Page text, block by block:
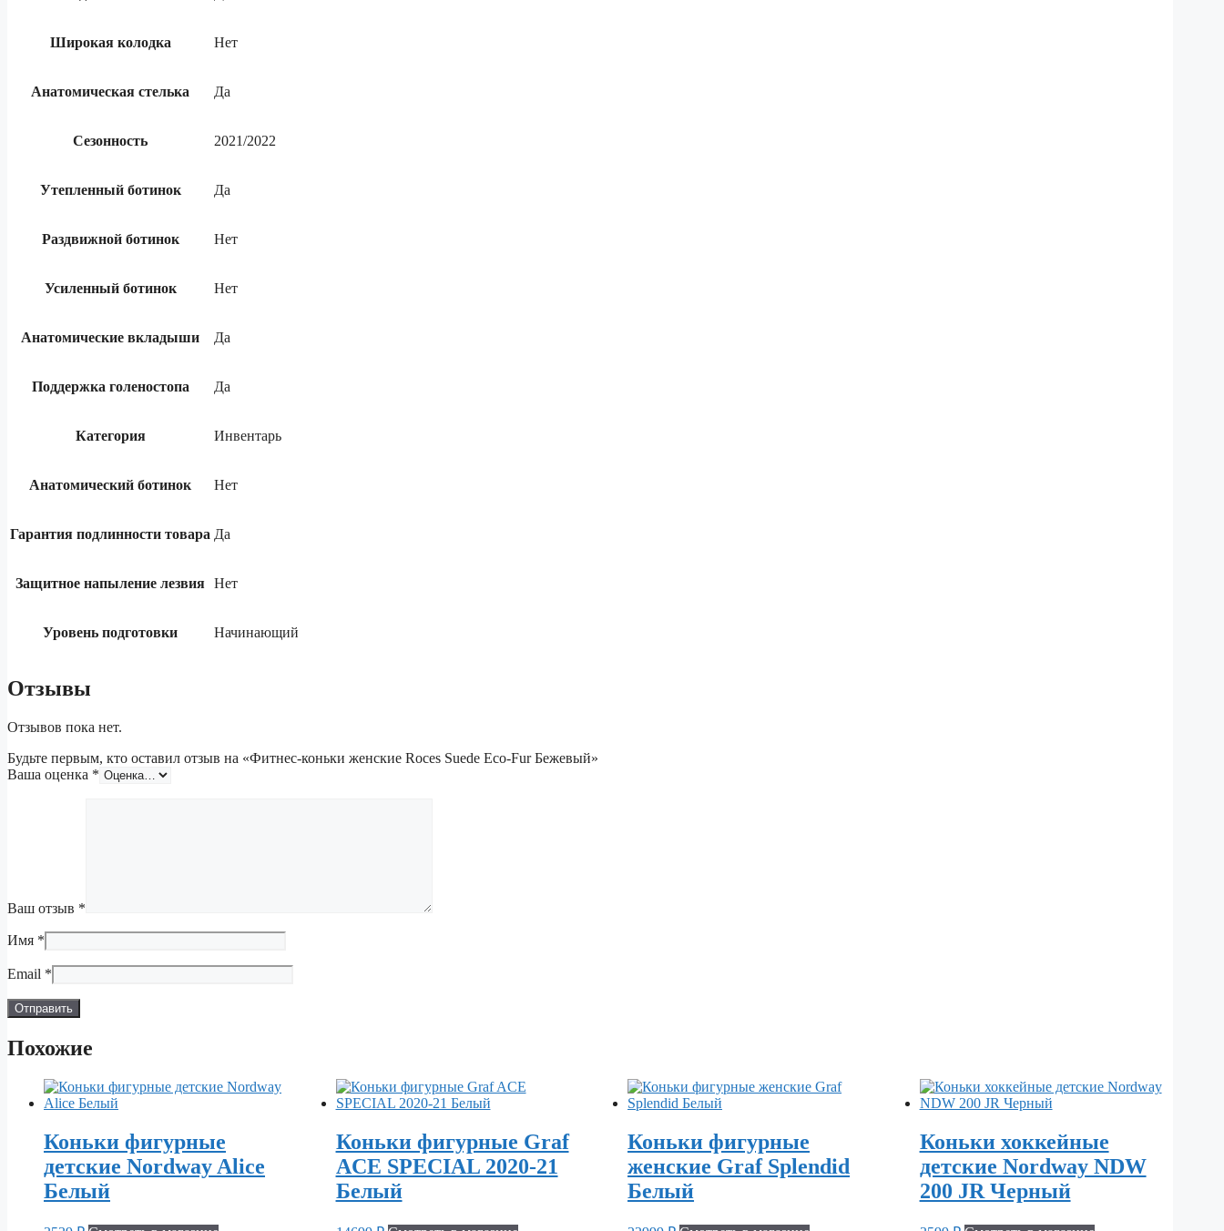
Широкая колодка Нет
Анатомическая стелька Да
Сезонность 2021/2022
Утепленный ботинок Да
Раздвижной ботинок Нет
Усиленный ботинок Нет
Анатомические вкладыши Да
Поддержка голеностопа Да
Категория Инвентарь
Анатомический ботинок Нет
Гарантия подлинности товара Да
Защитное напыление лезвия Нет
Уровень подготовки Начинающий
Отзывы
Отзывов пока нет.
Будьте первым, кто оставил отзыв на «Фитнес-коньки женские Roces Suede Eco-Fur Бежевый»
Ваша оценка *
Ваш отзыв *
Имя *
Email *
Похожие
Коньки фигурные
детские Nordway Alice
Белый
Коньки фигурные Graf
ACE SPECIAL 2020-21
Белый
Коньки фигурные
женские Graf Splendid
Белый
Коньки хоккейные
детские Nordway NDW
200 JR Черный